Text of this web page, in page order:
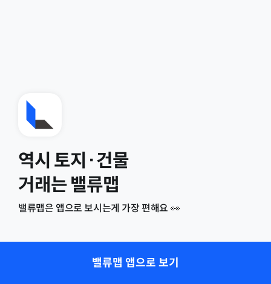
역시 토지·건물
거래는 밸류맵
밸류맵은 앱으로 보시는게 가장 편해요 👀
밸류맵 앱으로 보기